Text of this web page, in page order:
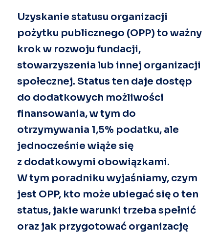
Uzyskanie statusu organizacji
pożytku publicznego (OPP) to ważny
krok w rozwoju fundacji,
stowarzyszenia lub innej organizacji
społecznej. Status ten daje dostęp
do dodatkowych możliwości
finansowania, w tym do
otrzymywania 1,5% podatku, ale
jednocześnie wiąże się
z dodatkowymi obowiązkami.
W tym poradniku wyjaśniamy, czym
jest OPP, kto może ubiegać się o ten
status, jakie warunki trzeba spełnić
oraz jak przygotować organizację